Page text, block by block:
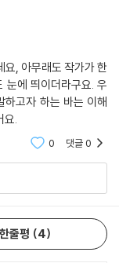
있는 어른들, 아이의
아이에게 배려심 있는
.
러스트레이터의 만남!
교육학, 신체론, 커뮤
송 「일본어로 놀자」
통해 얻은 전문성과
필요한 언어 습관을
다. 이와 더불어 누적
작가의 작품이라는
요, 아무래도 작가가 한
눈에 띄이더라구요. 우
하고자 하는 바는 이해
.
0 댓글0
한줄평 4